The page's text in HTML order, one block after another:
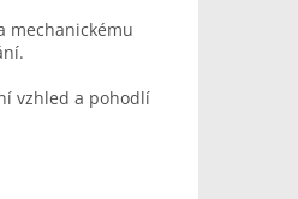
mechanickému
vzhled a pohodlí